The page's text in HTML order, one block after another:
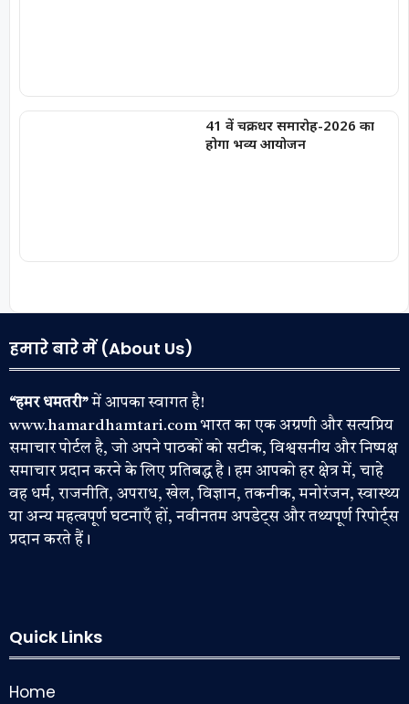
41 वें चक्रधर समारोह-2026 का
होगा भव्य आयोजन
हमारे बारे में (About Us)
“हमर धमतरी”में आपका स्वागत है!
www.hamardhamtari.com भारत का एक अग्रणी और सत्यप्रिय
समाचार पोर्टल है, जो अपने पाठकों को सटीक, विश्वसनीय और निष्पक्ष
समाचार प्रदान करने के लिए प्रतिबद्ध है। हम आपको हर क्षेत्र में, चाहे
वह धर्म, राजनीति, अपराध, खेल, विज्ञान, तकनीक, मनोरंजन, स्वास्थ्य
या अन्य महत्वपूर्ण घटनाएँ हों, नवीनतम अपडेट्स और तथ्यपूर्ण रिपोर्ट्स
प्रदान करते हैं।
Quick Links
Home